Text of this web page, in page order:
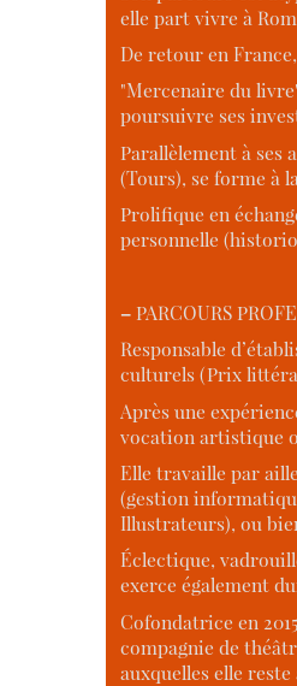
elle part vivre à
De retour en
"Mercenaire du
poursuivre ses
Parallèlement à ses
(Tours), se forme à
Prolifique en
personnelle
–PARCOURS
Responsable
culturels (Prix
Après une
vocation artistique
Elle travaille par
(gestion
Illustrateurs), ou
Éclectique,
exerce également
Cofondatrice en
compagnie de
auxquelles elle reste